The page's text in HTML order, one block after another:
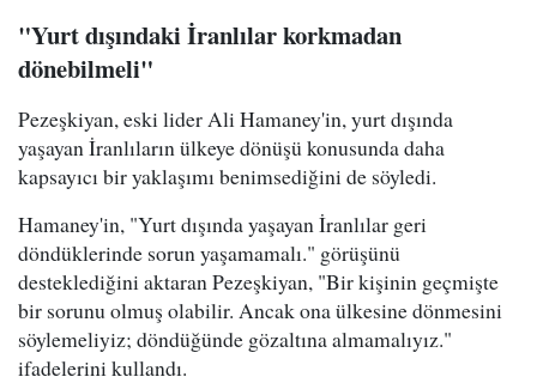
"Yurt dışındaki İranlılar korkmadan
dönebilmeli"
Pezeşkiyan, eski lider Ali Hamaney'in, yurt dışında
yaşayan İranlıların ülkeye dönüşü konusunda daha
kapsayıcı bir yaklaşımı benimsediğini de söyledi.
Hamaney'in, "Yurt dışında yaşayan İranlılar geri
döndüklerinde sorun yaşamamalı." görüşünü
desteklediğini aktaran Pezeşkiyan, "Bir kişinin geçmişte
bir sorunu olmuş olabilir. Ancak ona ülkesine dönmesini
söylemeliyiz; döndüğünde gözaltına almamalıyız."
ifadelerini kullandı.